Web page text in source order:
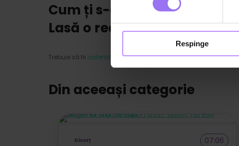
Respinge
Cum ți s-a părut acest
Lasă o recenzie
Trebuie să fii autentificat/ăca să poți lăsa o recenzie.
Din aceeași categorie
Divorț 07:06